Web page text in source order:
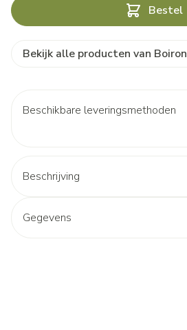
Bestel
Bekijk alle producten van Boiron
Beschikbare leveringsmethoden
Beschrijving
Gegevens